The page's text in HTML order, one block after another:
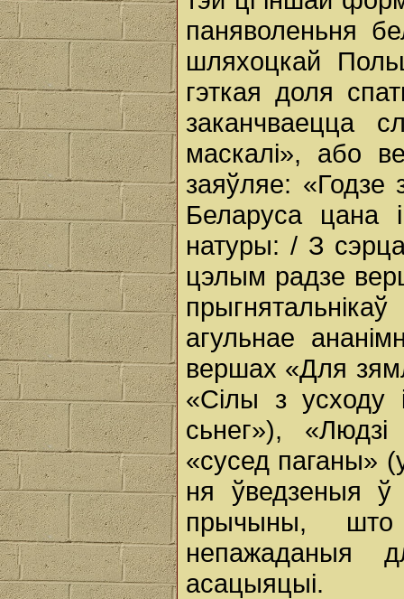
паняволеньня
шляхоцкай
гэткая доля
заканчваецца
маскалі», або
заяўляе: «Годзе
Беларуса цана
натуры: / З
цэлым радзе
агульнае
вершах «Для
«Сілы з
сьнег»),
«сусед паганы»
ня ўведзеныя
прычыны,
непажаданыя
асацыяцыі.